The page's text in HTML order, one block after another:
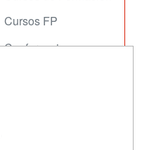
Cursos FP
Conferencias